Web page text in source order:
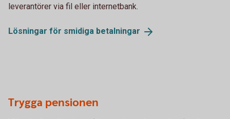
leverantörer via fil eller internetbank.
Lösningar för smidiga betalningar
Trygga pensionen